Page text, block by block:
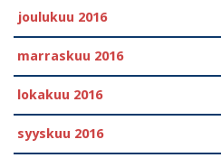
joulukuu 2016
marraskuu 2016
lokakuu 2016
syyskuu 2016